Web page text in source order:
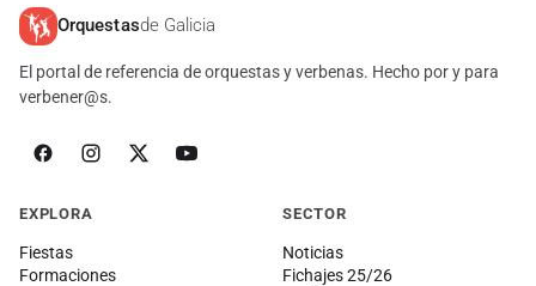
Orquestasde Galicia
El portal de referencia de orquestas y verbenas. Hecho por y para
verbener@s.
EXPLORA
Fiestas
Formaciones
SECTOR
Noticias
Fichajes 25/26